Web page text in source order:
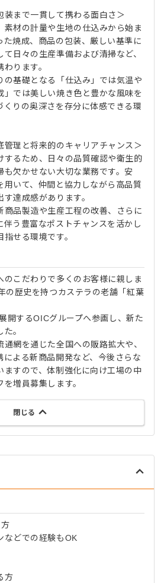
装まで一貫して携わる面白さ＞
素材の計量や生地の仕込みから始ま
た焼成、商品の包装、厳しい基準に
日々の生産準備および清掃など、
ります。
の基礎となる「仕込み」では気温や
」では美しい焼き色と豊かな風味を
くりの奥深さを存分に体感できる環
管理と将来的のキャリアチャンス＞
するため、日々の品質確認や衛生的
も欠かせない大切な業務です。安
用いて、仲間と協力しながら高品質
達成感があります。
商品製造や生産工程の改善、さらに
伴う豊富なポストチャンスを活かし
せる環境です。
のこだわりで多くのお客様に親しま
の歴史を持つカステラの老舗「紅葉
開するOICグループへ参画し、新た
。
通網を通じた全国への販路拡大や、
による新商品開発など、今後さらな
ますので、体制強化に向け工場の中
増員募集します。
閉じる
どでの経験もOK
方